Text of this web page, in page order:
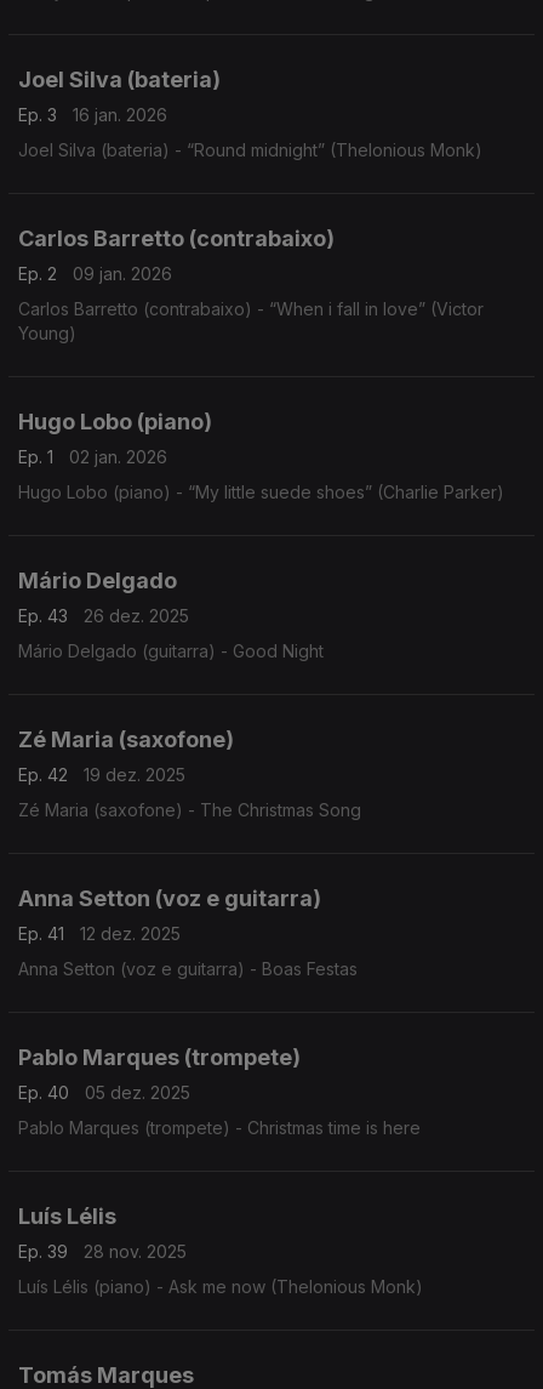
Joel Silva (bateria)
Ep. 3
16 jan. 2026
Joel Silva (bateria) - “Round midnight” (Thelonious Monk)
Carlos Barretto (contrabaixo)
Ep. 2
09 jan. 2026
Carlos Barretto (contrabaixo) - “When i fall in love” (Victor
Young)
Hugo Lobo (piano)
Ep. 1
02 jan. 2026
Hugo Lobo (piano) - “My little suede shoes” (Charlie Parker)
Mário Delgado
Ep. 43
26 dez. 2025
Mário Delgado (guitarra) - Good Night
Zé Maria (saxofone)
Ep. 42
19 dez. 2025
Zé Maria (saxofone) - The Christmas Song
Anna Setton (voz e guitarra)
Ep. 41
12 dez. 2025
Anna Setton (voz e guitarra) - Boas Festas
Pablo Marques (trompete)
Ep. 40
05 dez. 2025
Pablo Marques (trompete) - Christmas time is here
Luís Lélis
Ep. 39
28 nov. 2025
Luís Lélis (piano) - Ask me now (Thelonious Monk)
Tomás Marques